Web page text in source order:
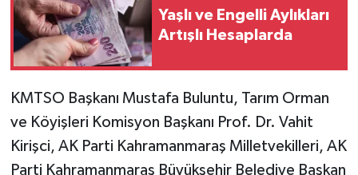
Yaşlı ve Engelli Aylıkları
Artışlı Hesaplarda
KMTSO Başkanı Mustafa Buluntu, Tarım Orman
ve Köyişleri Komisyon Başkanı Prof. Dr. Vahit
Kirişci, AK Parti Kahramanmaraş Milletvekilleri, AK
Parti Kahramanmaraş Büyükşehir Belediye Başkan